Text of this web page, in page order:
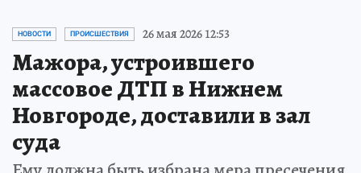
НОВОСТИ ПРОИСШЕСТВИЯ 26 мая 2026 12:53
Мажора, устроившего
массовое ДТП в Нижнем
Новгороде, доставили в зал
суда